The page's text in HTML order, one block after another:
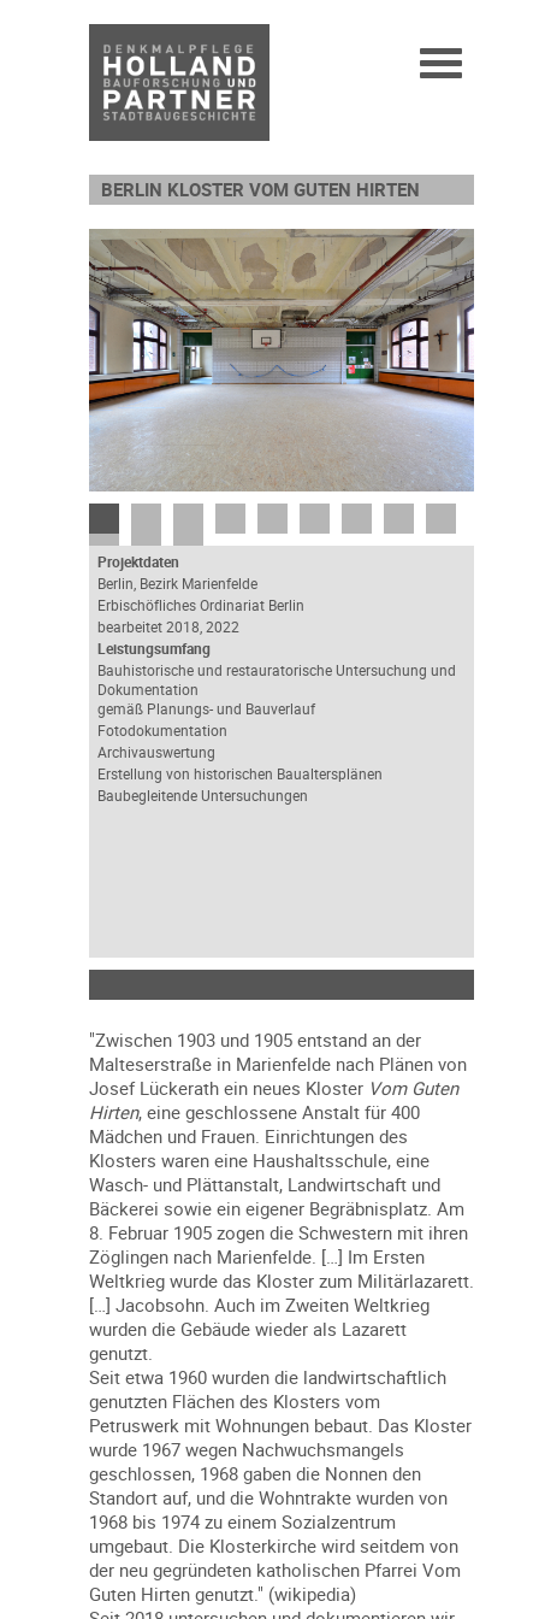
BERLIN KLOSTER VOM GUTEN HIRTEN
Projektdaten
Berlin, Bezirk Marienfelde
Erbischöfliches Ordinariat Berlin
bearbeitet 2018, 2022
Leistungsumfang
Bauhistorische und restauratorische Untersuchung und
Dokumentation
gemäß Planungs- und Bauverlauf
Fotodokumentation
Archivauswertung
Erstellung von historischen Baualtersplänen
Baubegleitende Untersuchungen
"Zwischen 1903 und 1905 entstand an der
Malteserstraße in Marienfelde nach Plänen von
Josef Lückerath ein neues Kloster Vom Guten
Hirten, eine geschlossene Anstalt für 400
Mädchen und Frauen. Einrichtungen des
Klosters waren eine Haushaltsschule, eine
Wasch- und Plättanstalt, Landwirtschaft und
Bäckerei sowie ein eigener Begräbnisplatz. Am
8. Februar 1905 zogen die Schwestern mit ihren
Zöglingen nach Marienfelde. […] Im Ersten
Weltkrieg wurde das Kloster zum Militärlazarett.
[…] Jacobsohn. Auch im Zweiten Weltkrieg
wurden die Gebäude wieder als Lazarett
genutzt.
Seit etwa 1960 wurden die landwirtschaftlich
genutzten Flächen des Klosters vom
Petruswerk mit Wohnungen bebaut. Das Kloster
wurde 1967 wegen Nachwuchsmangels
geschlossen, 1968 gaben die Nonnen den
Standort auf, und die Wohntrakte wurden von
1968 bis 1974 zu einem Sozialzentrum
umgebaut. Die Klosterkirche wird seitdem von
der neu gegründeten katholischen Pfarrei Vom
Guten Hirten genutzt." (wikipedia)